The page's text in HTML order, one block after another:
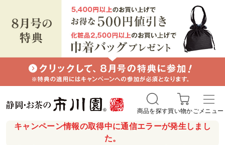
キャンペーン情報の取得中に通信エラーが発生しまし
た。
商品を探す買い物かごメニュー